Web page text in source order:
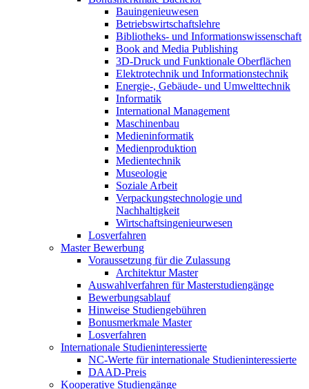
Bauingenieuwesen
Betriebswirtschaftslehre
Bibliotheks- und Informationswissenschaft
Book and Media Publishing
3D-Druck und Funktionale Oberflächen
Elektrotechnik und Informationstechnik
Energie-, Gebäude- und Umwelttechnik
Informatik
International Management
Maschinenbau
Medieninformatik
Medienproduktion
Medientechnik
Museologie
Soziale Arbeit
Verpackungstechnologie und
Nachhaltigkeit
Wirtschaftsingenieurwesen
Losverfahren
Master Bewerbung
Voraussetzung für die Zulassung
Architektur Master
Auswahlverfahren für Masterstudiengänge
Bewerbungsablauf
Hinweise Studiengebühren
Bonusmerkmale Master
Losverfahren
Internationale Studieninteressierte
NC-Werte für internationale Studieninteressierte
DAAD-Preis
Kooperative Studiengänge